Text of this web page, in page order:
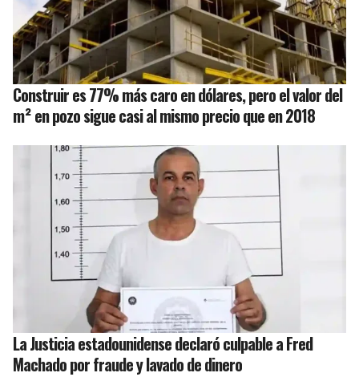
Construir es 77% más caro en dólares, pero el valor del
m² en pozo sigue casi al mismo precio que en 2018
La Justicia estadounidense declaró culpable a Fred
Machado por fraude y lavado de dinero